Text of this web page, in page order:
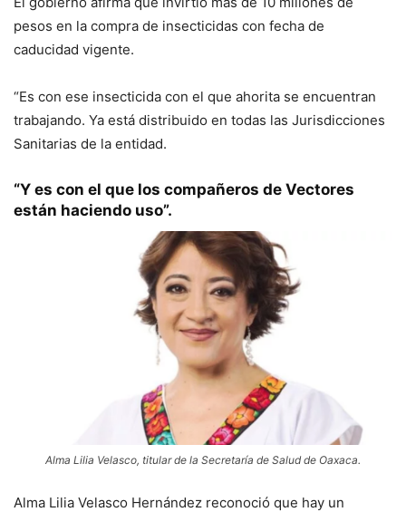
pesos en la compra de insecticidas con fecha de
caducidad vigente.
“Es con ese insecticida con el que ahorita se encuentran
trabajando. Ya está distribuido en todas las Jurisdicciones
Sanitarias de la entidad.
“Y es con el que los compañeros de Vectores
están haciendo uso”.
Alma Lilia Velasco, titular de la Secretaría de Salud de Oaxaca.
Alma Lilia Velasco Hernández reconoció que hay un